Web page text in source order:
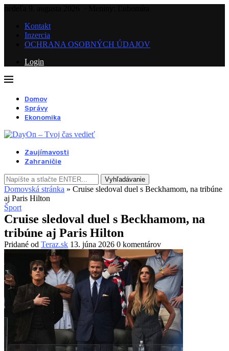
Kontakt
Inzercia
OCHRANA OSOBNÝCH ÚDAJOV
Login
Domov
Správy
Ekonomika
Zaujímavosti
Zahraničie
Vyhľadávanie
Domovská stránka » Cruise sledoval duel s Beckhamom, na tribúne
aj Paris Hilton
Šport
Cruise sledoval duel s Beckhamom, na
tribúne aj Paris Hilton
Pridané od Teraz.sk 13. júna 2026 0 komentárov